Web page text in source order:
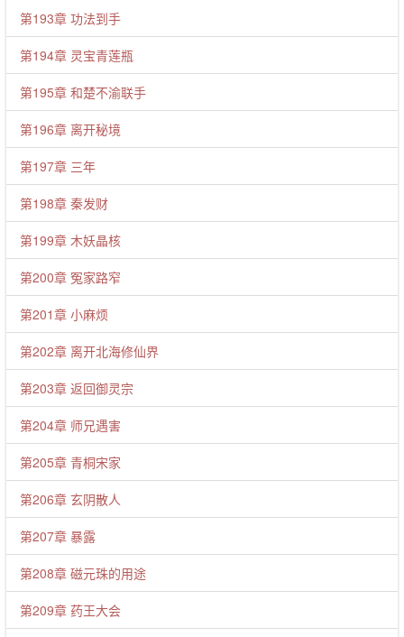
第193章 功法到手
第194章 灵宝青莲瓶
第195章 和楚不渝联手
第196章 离开秘境
第197章 三年
第198章 秦发财
第199章 木妖晶核
第200章 冤家路窄
第201章 小麻烦
第202章 离开北海修仙界
第203章 返回御灵宗
第204章 师兄遇害
第205章 青桐宋家
第206章 玄阴散人
第207章 暴露
第208章 磁元珠的用途
第209章 药王大会